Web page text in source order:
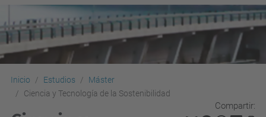
Inicio Estudios
Máster
Ciencia y Tecnología de la Sostenibilidad
Compartir: